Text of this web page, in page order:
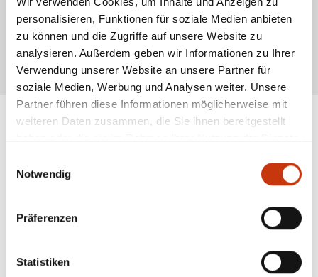
personalisieren, Funktionen für soziale Medien anbieten
zu können und die Zugriffe auf unsere Website zu
analysieren. Außerdem geben wir Informationen zu Ihrer
Verwendung unserer Website an unsere Partner für
soziale Medien, Werbung und Analysen weiter. Unsere
Partner führen diese Informationen möglicherweise mit
weiteren Daten zusammen, die Sie ihnen bereitgestellt
haben oder die sie im Rahmen Ihrer Nutzung der Dienste
Notwendig
Präferenzen
Statistiken
Ablängstangen, um die Wurfweite genau zu dokumentieren.
Schnurclip lösen:Nach dem Vermessen kannst du den Schnurclip lösen,
da die Anzahl der Wicklungen es dir ermöglicht, die Wurfweite später
beschrieben